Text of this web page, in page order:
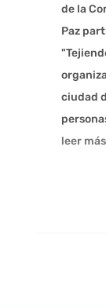
de la
Paz
ciudad
leer más